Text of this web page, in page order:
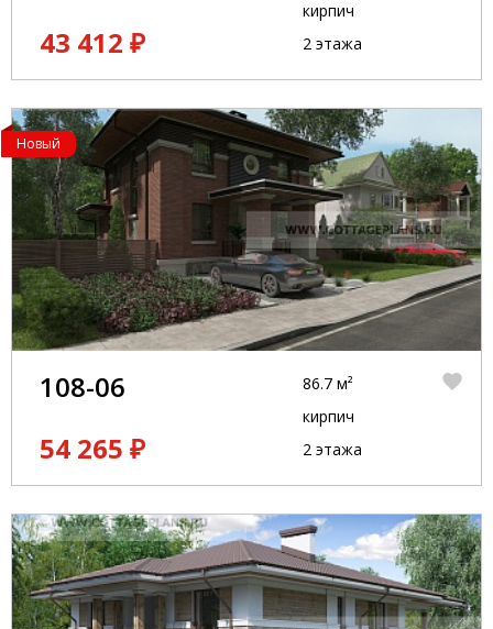
43 412 ₽
кирпич
2 этажа
Новый
108-06
54 265 ₽
86.7 м²
кирпич
2 этажа